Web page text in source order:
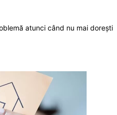
atunci când nu mai dorești